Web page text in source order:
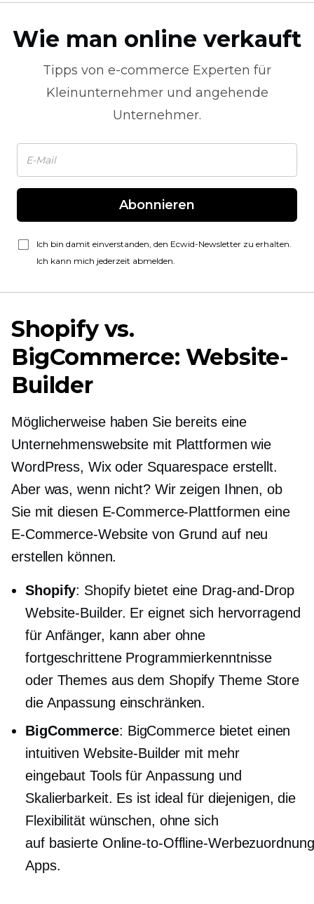
Wie man online verkauft
Tipps von e-commerce Experten für
Kleinunternehmer und angehende
Unternehmer.
Abonnieren
Ich bin damit einverstanden, den Ecwid-Newsletter zu erhalten.
Ich kann mich jederzeit abmelden.
Shopify vs.
BigCommerce: Website-
Builder
Möglicherweise haben Sie bereits eine
Unternehmenswebsite mit Plattformen wie
WordPress, Wix oder Squarespace erstellt.
Aber was, wenn nicht? Wir zeigen Ihnen, ob
Sie mit diesen E-Commerce-Plattformen eine
E-Commerce-Website von Grund auf neu
erstellen können.
Shopify: Shopify bietet eine Drag-and-Drop
Website-Builder. Er eignet sich hervorragend
für Anfänger, kann aber ohne
fortgeschrittene Programmierkenntnisse
oder Themes aus dem Shopify Theme Store
die Anpassung einschränken.
BigCommerce: BigCommerce bietet einen
intuitiven Website-Builder mit mehr
eingebaut Tools für Anpassung und
Skalierbarkeit. Es ist ideal für diejenigen, die
Flexibilität wünschen, ohne sich
auf basierte Online-to-Offline-
Apps.